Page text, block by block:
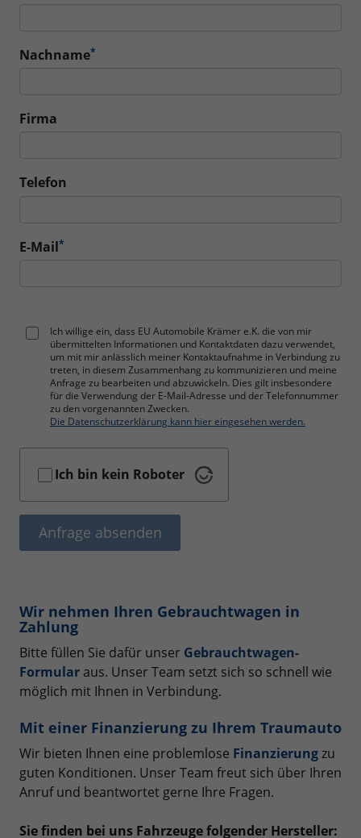
Nachname*
Firma
Telefon
E-Mail*
Ich willige ein, dass EU Automobile Krämer e.K. die von mir
übermittelten Informationen und Kontaktdaten dazu verwendet,
um mit mir anlässlich meiner Kontaktaufnahme in Verbindung zu
treten, in diesem Zusammenhang zu kommunizieren und meine
Anfrage zu bearbeiten und abzuwickeln. Dies gilt insbesondere
für die Verwendung der E-Mail-Adresse und der Telefonnummer
zu den vorgenannten Zwecken.
Die Datenschutzerklärung kann hier eingesehen werden.
Ich bin kein Roboter
Anfrage absenden
Wir nehmen Ihren Gebrauchtwagen in
Zahlung
Bitte füllen Sie dafür unser Gebrauchtwagen-
Formular aus. Unser Team setzt sich so schnell wie
möglich mit Ihnen in Verbindung.
Mit einer Finanzierung zu Ihrem Traumauto
Wir bieten Ihnen eine problemlose Finanzierungzu
guten Konditionen. Unser Team freut sich über Ihren
Anruf und beantwortet gerne Ihre Fragen.
Sie finden bei uns Fahrzeuge folgender Hersteller: